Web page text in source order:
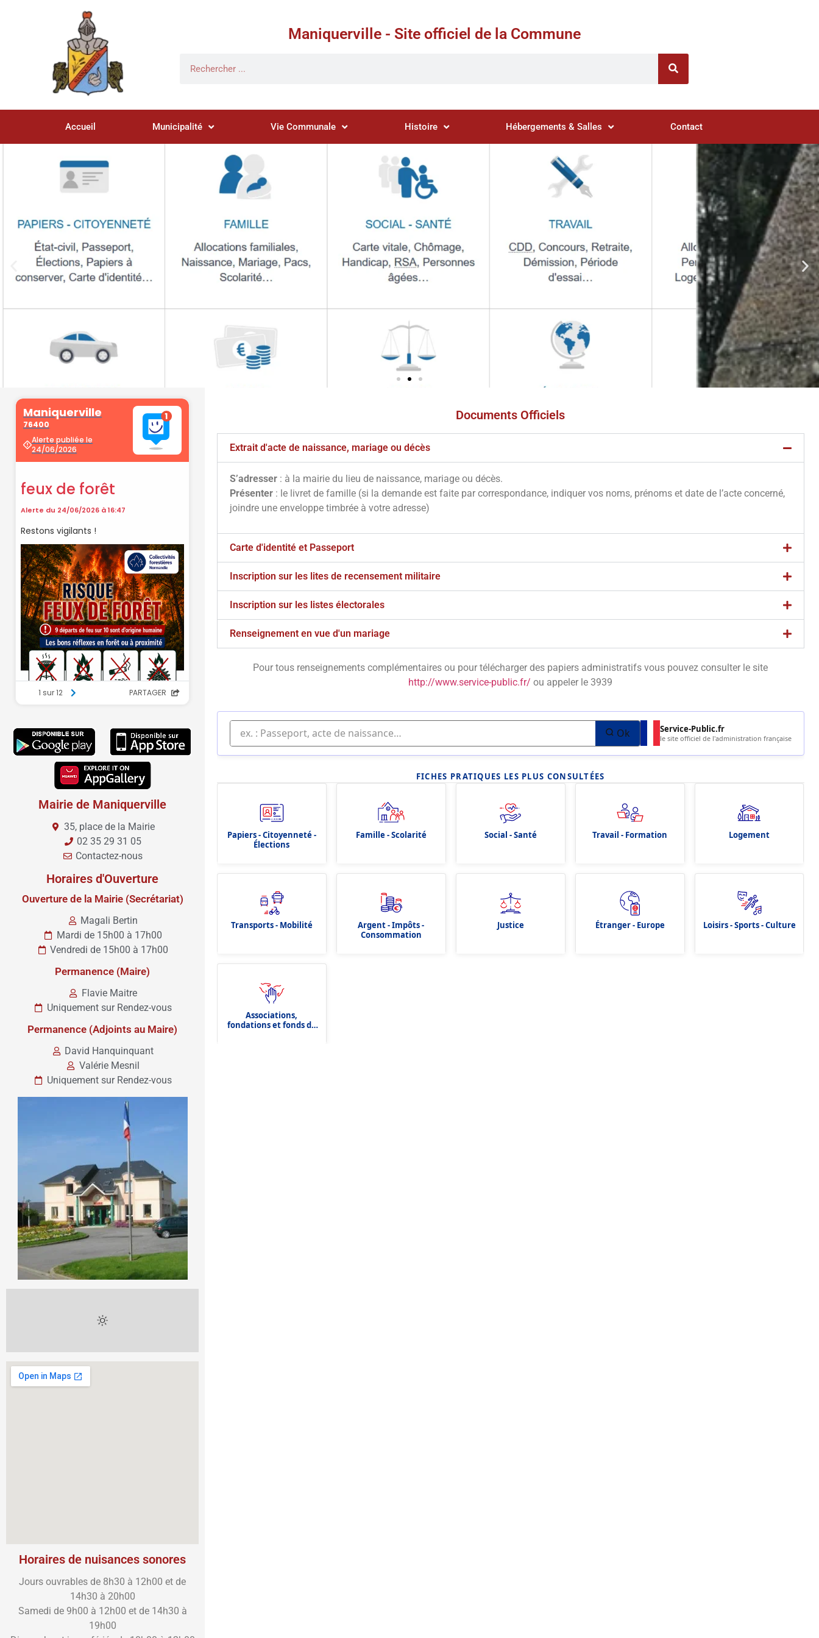
Maniquerville - Site officiel de la Commune
Accueil Municipalité Vie Communale Histoire Hébergements & Salles Contact
Démarches
administratives
Faîtes vos démarches en ligne sur notre site en
cliquant sur le bouton ci-dessous
Mairie de Maniquerville
35, place de la Mairie
02 35 29 31 05
Contactez-nous
Horaires d'Ouverture
Ouverture de la Mairie (Secrétariat)
Magali Bertin
Mardi de 15h00 à 17h00
Vendredi de 15h00 à 17h00
Permanence (Maire)
Flavie Maitre
Uniquement sur Rendez-vous
Permanence (Adjoints au Maire)
David Hanquinquant
Valérie Mesnil
Uniquement sur Rendez-vous
Horaires de nuisances sonores
Jours ouvrables de 8h30 à 12h00 et de
14h30 à 20h00
Samedi de 9h00 à 12h00 et de 14h30 à
19h00
Documents Officiels
Extrait d'acte de naissance, mariage ou décès
S’adresser : à la mairie du lieu de naissance, mariage ou décès.
Présenter : le livret de famille (si la demande est faite par correspondance, indiquer vos noms, prénoms et date de l’acte concerné,
joindre une enveloppe timbrée à votre adresse)
Carte d'identité et Passeport
Inscription sur les lites de recensement militaire
Inscription sur les listes électorales
Renseignement en vue d'un mariage
Pour tous renseignements complémentaires ou pour télécharger des papiers administratifs vous pouvez consulter le site
http://www.service-public.fr/ ou appeler le 3939
Ok Service-Public.fr
le site officiel de l'administration française
FICHES PRATIQUES LES PLUS CONSULTÉES
Papiers - Citoyenneté -
Élections
Famille - Scolarité Social - Santé Travail - Formation Logement
Transports - Mobilité
Argent - Impôts -
Consommation
Justice Étranger - Europe Loisirs - Sports - Culture
Associations,
fondations et fonds de